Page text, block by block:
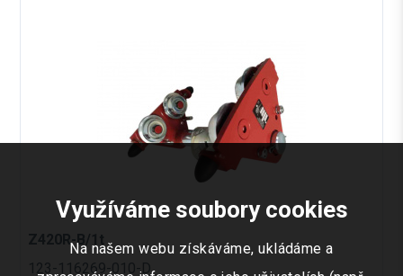
Z420R-B/1t
123-116269-010-D
Využíváme soubory cookies
Na našem webu získáváme, ukládáme a